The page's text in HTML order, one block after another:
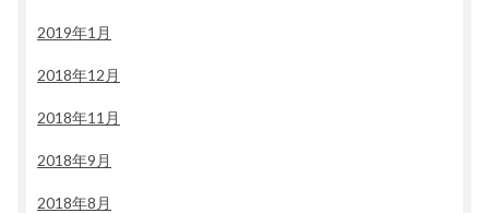
2019年1月
2018年12月
2018年11月
2018年9月
2018年8月